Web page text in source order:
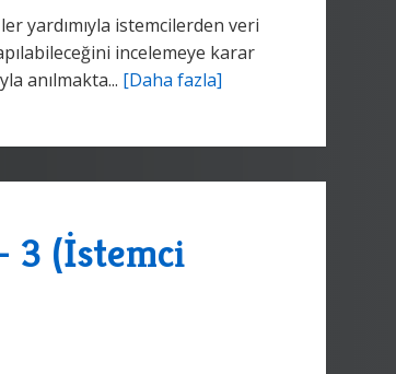
yardımıyla istemcilerden veri
incelemeye karar
anılmakta... [Daha fazla]
3 (İstemci